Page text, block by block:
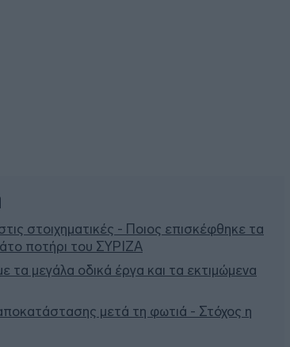
στοιχηματικές - Ποιος επισκέφθηκε τα
ποτήρι του ΣΥΡΙΖΑ
τα μεγάλα οδικά έργα και τα εκτιμώμενα
μετά τη φωτιά - Στόχος η